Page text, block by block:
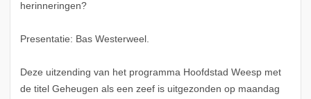
herinneringen?
Presentatie: Bas Westerweel.
Deze uitzending van het programma Hoofdstad Weesp met
de titel Geheugen als een zeef is uitgezonden op maandag